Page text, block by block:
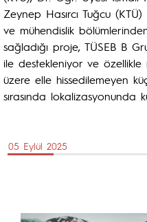
Zeynep Hasırcı Tuğcu
ve mühendislik
sağladığı proje, TÜSEB B
ile destekleniyor ve
üzere elle hissedilemeyen
sırasında lokalizasyonunda
05 Eylül 2025